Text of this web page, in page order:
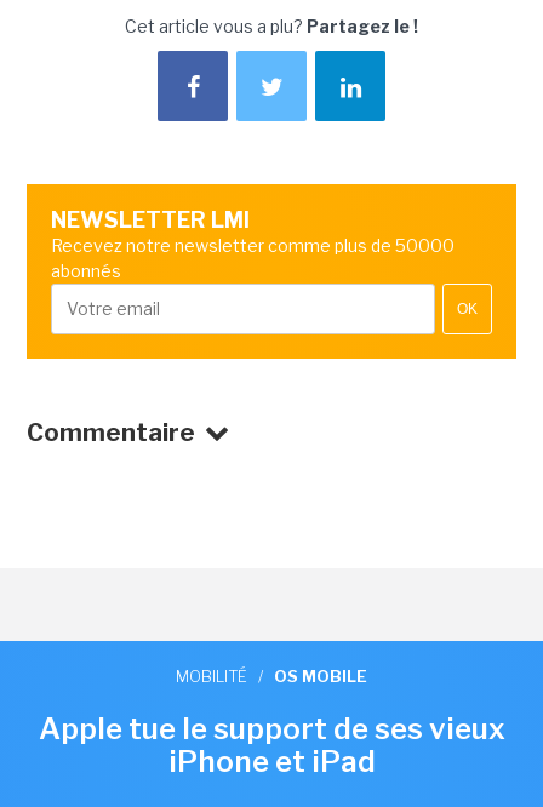
Cet article vous a plu? Partagez le !
NEWSLETTER LMI
Recevez notre newsletter comme plus de 50000
abonnés
OK
Commentaire
MOBILITÉ / OS MOBILE
Apple tue le support de ses vieux
iPhone et iPad